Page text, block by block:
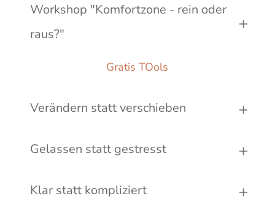
Workshop "Komfortzone - rein oder
raus?"
Gratis TOols
Verändern statt verschieben
Gelassen statt gestresst
Klar statt kompliziert